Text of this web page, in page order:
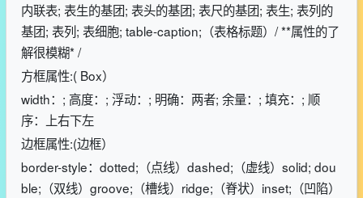
内联表; 表生的基团; 表头的基团; 表尺的基团; 表生; 表列的
基团; 表列; 表细胞; table-caption;（表格标题）/ **属性的了
解很模糊* /
方框属性:( Box）
width：; 高度：; 浮动：; 明确：两者; 余量：; 填充：; 顺
序：上右下左
边框属性:(边框）
border-style：dotted;（点线）dashed;（虚线）solid; dou
ble;（双线）groove;（槽线）ridge;（脊状）inset;（凹陷）